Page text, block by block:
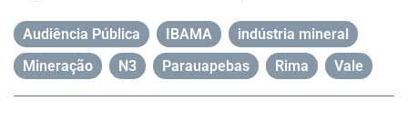
Audiência Pública IBAMA indústria mineral
Mineração
N3 Parauapebas Rima Vale